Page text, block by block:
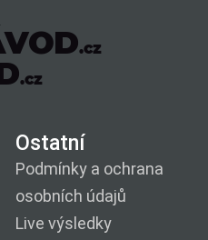
Ostatní
Podmínky a ochrana
osobních údajů
Live výsledky